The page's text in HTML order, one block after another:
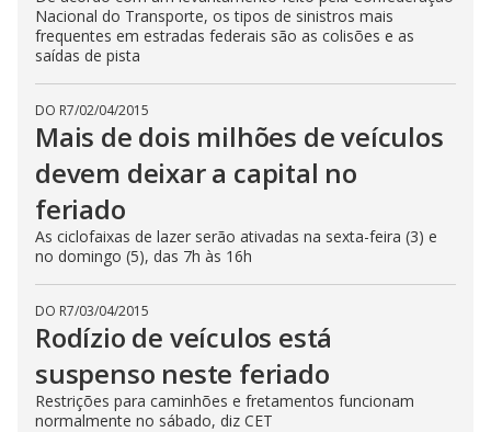
Nacional do Transporte, os tipos de sinistros mais
frequentes em estradas federais são as colisões e as
saídas de pista
DO R7/02/04/2015
Mais de dois milhões de veículos
devem deixar a capital no
feriado
As ciclofaixas de lazer serão ativadas na sexta-feira (3) e
no domingo (5), das 7h às 16h
DO R7/03/04/2015
Rodízio de veículos está
suspenso neste feriado
Restrições para caminhões e fretamentos funcionam
normalmente no sábado, diz CET